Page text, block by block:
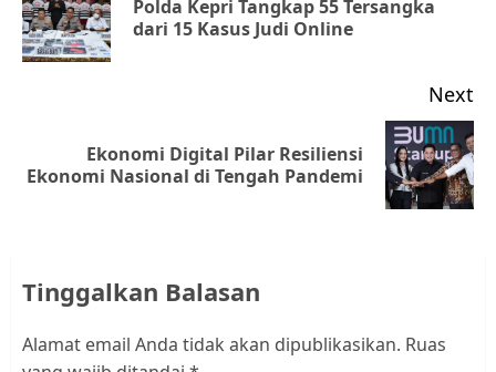
Polda Kepri Tangkap 55 Tersangka
dari 15 Kasus Judi Online
Next
post:
Ekonomi Digital Pilar Resiliensi
Ekonomi Nasional di Tengah Pandemi
Tinggalkan Balasan
Alamat email Anda tidak akan dipublikasikan. Ruas